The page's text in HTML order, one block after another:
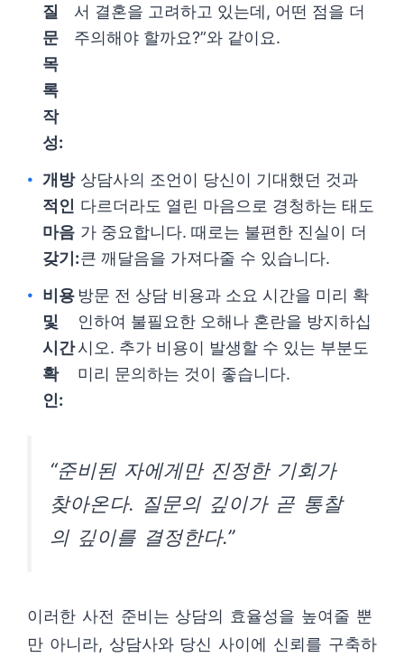
질
문
목
록
작
성:
서 결혼을 고려하고 있는데, 어떤 점을 더
주의해야 할까요?”와 같이요.
개방
적인
마음
갖기:
상담사의 조언이 당신이 기대했던 것과
다르더라도 열린 마음으로 경청하는 태도
가 중요합니다. 때로는 불편한 진실이 더
큰 깨달음을 가져다줄 수 있습니다.
비용
및
시간
확
인:
방문 전 상담 비용과 소요 시간을 미리 확
인하여 불필요한 오해나 혼란을 방지하십
시오. 추가 비용이 발생할 수 있는 부분도
미리 문의하는 것이 좋습니다.
“준비된 자에게만 진정한 기회가
찾아온다. 질문의 깊이가 곧 통찰
의 깊이를 결정한다.”
이러한 사전 준비는 상담의 효율성을 높여줄 뿐
만 아니라, 상담사와 당신 사이에 신뢰를 구축하